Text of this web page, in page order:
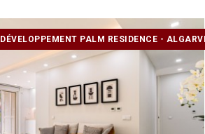
DÉVELOPPEMENT PALM RESIDENCE -